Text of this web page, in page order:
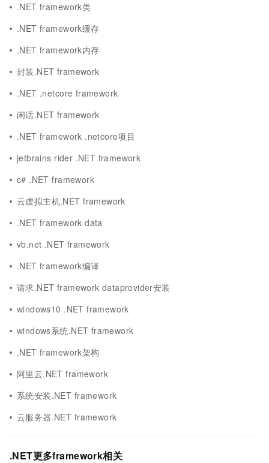
.NET framework类
.NET framework缓存
.NET framework内存
封装.NET framework
.NET .netcore framework
闲话.NET framework
.NET framework .netcore项目
jetbrains rider .NET framework
c# .NET framework
云虚拟主机.NET framework
.NET framework data
vb.net .NET framework
.NET framework编译
请求.NET framework dataprovider安装
windows10 .NET framework
windows系统.NET framework
.NET framework架构
阿里云.NET framework
系统安装.NET framework
云服务器.NET framework
.NET更多framework相关